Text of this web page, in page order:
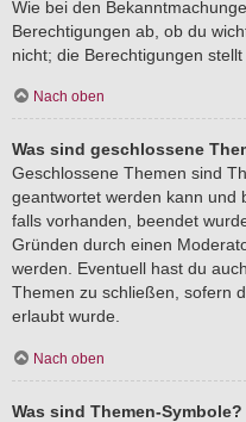
Wie bei den
Berechtigungen ab, ob du
nicht; die Berechtigungen
Nach oben
Was sind geschlossene
Geschlossene Themen sind
geantwortet werden kann und
falls vorhanden, beendet
Gründen durch einen
werden. Eventuell hast du
Themen zu schließen, sofern
erlaubt wurde.
Nach oben
Was sind Themen-Symbole?